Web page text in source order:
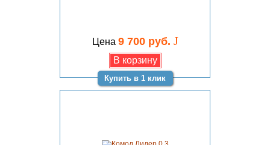
Цена 9 700 руб. J
Купить в 1 клик